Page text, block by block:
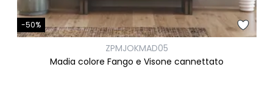
-50%
ZPMJOKMAD05
Madia colore Fango e Visone cannettato